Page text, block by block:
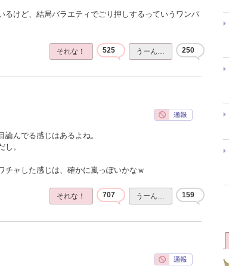
るけど、結局バラエティでごり押しするっていうワンパ
それな！ 525 うーん… 250
んでる感じはあるよね。
。
チャした感じは、確かに嵐っぽいかなｗ
それな！ 707 うーん… 159